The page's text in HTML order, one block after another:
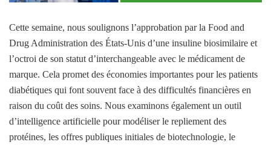
Cette semaine, nous soulignons l’approbation par la Food and
Drug Administration des États-Unis d’une insuline biosimilaire et
l’octroi de son statut d’interchangeable avec le médicament de
marque. Cela promet des économies importantes pour les patients
diabétiques qui font souvent face à des difficultés financières en
raison du coût des soins. Nous examinons également un outil
d’intelligence artificielle pour modéliser le repliement des
protéines, les offres publiques initiales de biotechnologie, le